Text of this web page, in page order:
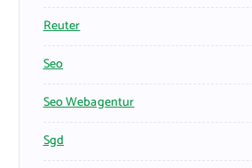
Reuter
Seo
Seo Webagentur
Sgd